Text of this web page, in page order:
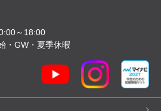
～18:00
・GW・夏季休暇